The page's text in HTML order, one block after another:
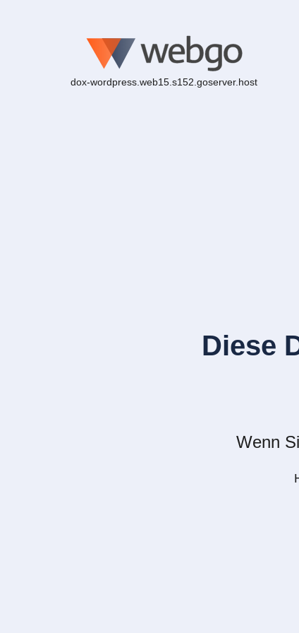
dox-wordpress.web15.s152.goserver.host
Diese
Wenn